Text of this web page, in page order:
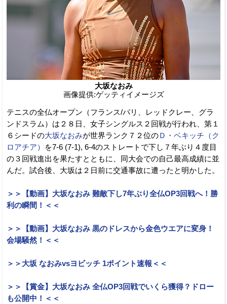
大坂なおみ
画像提供:ゲッティイメージズ
テニスの全仏オープン（フランス/パリ、レッドクレー、グラ
ンドスラム）は２８日、女子シングルス２回戦が行われ、第１
６シードの大坂なおみが世界ランク７２位のＤ・ベキッチ（ク
ロアチア）
を7-6 (7-1), 6-4のストレートで下し７年ぶり４度目
の３回戦進出を果たすとともに、同大会での自己最高成績に並
んだ。試合後、大坂は２日前に交通事故に遭ったと明かした。
＞＞【動画】大坂なおみ 難敵下し7年ぶり全仏OP3回戦へ！勝
利の瞬間！＜＜
＞＞【動画】大坂なおみ 黒のドレスから金色ウエアに変身！
会場騒然！＜＜
＞＞大坂 なおみvsヨビッチ 1ポイント速報＜＜
＞＞【賞金】大坂なおみ 全仏OP3回戦でいくら獲得？ドロー
も公開中！＜＜